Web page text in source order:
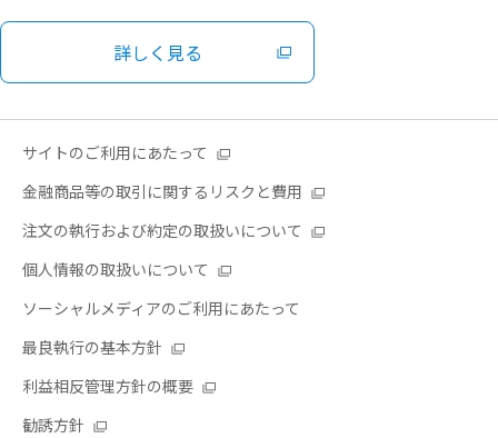
詳しく見る
サイトのご利用にあたって
金融商品等の取引に関するリスクと費用
注文の執行および約定の取扱いについて
個人情報の取扱いについて
ソーシャルメディアのご利用にあたって
最良執行の基本方針
利益相反管理方針の概要
勧誘方針